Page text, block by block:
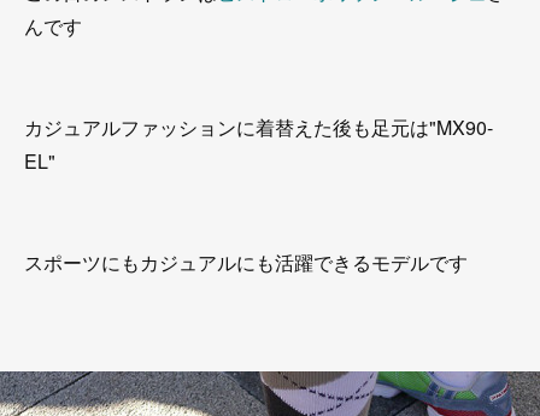
んです
カジュアルファッションに着替えた後も足元は"MX90-
EL"
スポーツにもカジュアルにも活躍できるモデルです